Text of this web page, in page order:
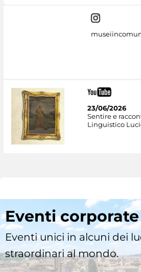
23/06/2026
Sentire e
Linguistico
Eventi corporate
Eventi unici in alcuni dei
straordinari al mondo.